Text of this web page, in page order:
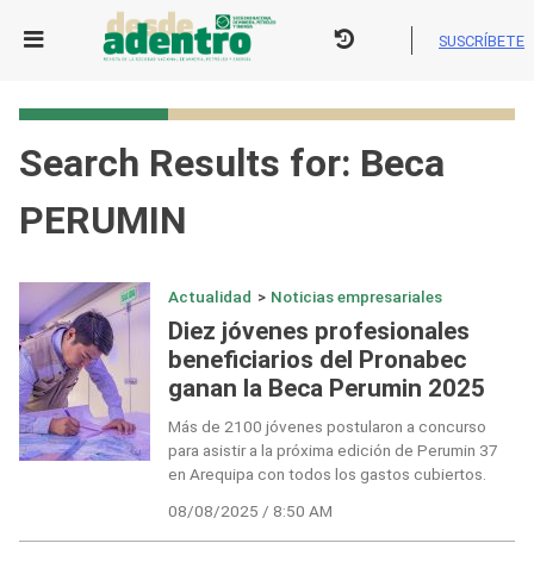
SUSCRÍBETE
Search Results for: Beca
PERUMIN
Actualidad > Noticias empresariales
Diez jóvenes profesionales
beneficiarios del Pronabec
ganan la Beca Perumin 2025
Más de 2100 jóvenes postularon a concurso
para asistir a la próxima edición de Perumin 37
en Arequipa con todos los gastos cubiertos.
08/08/2025 / 8:50 AM